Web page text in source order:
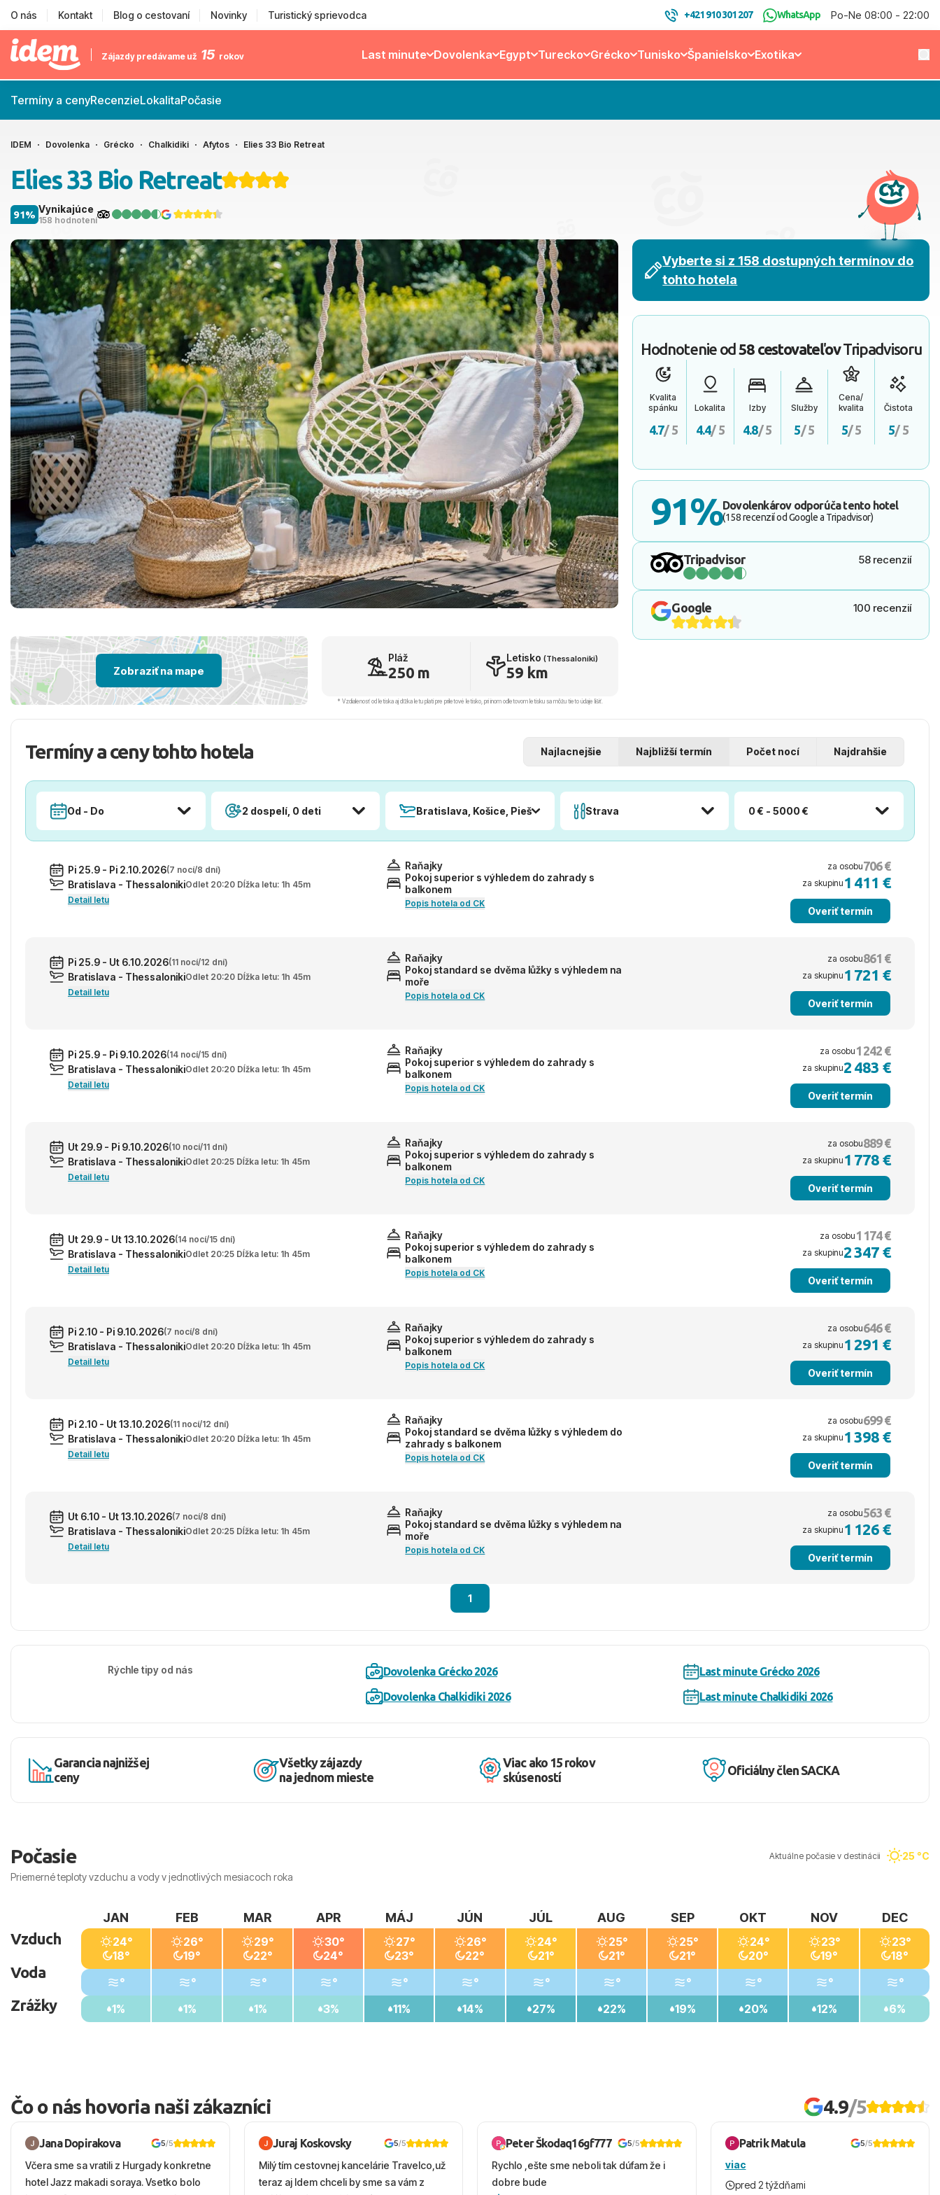
O nás Kontakt Blog o cestovaní Novinky Turistický sprievodca +421 910 301 207 WhatsApp Po-Ne 08:00 - 22:00
Zájazdy predávame už 15 rokov Last minute Dovolenka Egypt Turecko Grécko Tunisko Španielsko Exotika
Termíny a cenyRecenzieLokalitaPočasie
IDEM Dovolenka Grécko Chalkidiki Afytos Elies 33 Bio Retreat
Elies 33 Bio Retreat
Vynikajúce
158 hodnotení
91%
Vyberte si z 158 dostupných termínov do
tohto hotela
Hodnotenie od58 cestovateľovTripadvisoru
Kvalita
spánku
4.7/ 5
Lokalita
4.4/ 5
Izby
4.8/ 5
Služby
5/ 5
Cena/
kvalita
5/ 5
Čistota
5/ 5
91%Dovolenkárov odporúča tento hotel
(158 recenzií od Google a Tripadvisor)
Tripadvisor 58 recenzií
Google 100 recenzií
Zobraziť na mape
Pláž
250 m
Letisko(Thessaloniki)
59 km
* Vzdialenosť od letiska aj dľžka letu platí pre príletové letisko, pri inom odletovom letisku sa môžu tieto údaje líšiť.
Termíny a ceny tohto hotela Najlacnejšie Najbližší termín Počet nocí Najdrahšie
Od - Do 2 dospelí, 0 deti Bratislava, Košice, Piešťany, PopradStrava 0 € - 5000 €
Pi 25.9 - Pi 2.10.2026(7 nocí/8 dní)
Bratislava - ThessalonikiOdlet 20:20 Dĺžka letu: 1h 45m
Detail letu
Raňajky
Pokoj superior s výhledem do zahrady s
balkonem
Popis hotela od CK
za osobu706 €
za skupinu 1 411 €
Overiť termín
Pi 25.9 - Ut 6.10.2026(11 nocí/12 dní)
Bratislava - ThessalonikiOdlet 20:20 Dĺžka letu: 1h 45m
Detail letu
Raňajky
Pokoj standard se dvěma lůžky s výhledem na
moře
Popis hotela od CK
za osobu861 €
za skupinu 1 721 €
Overiť termín
Pi 25.9 - Pi 9.10.2026(14 nocí/15 dní)
Bratislava - ThessalonikiOdlet 20:20 Dĺžka letu: 1h 45m
Detail letu
Raňajky
Pokoj superior s výhledem do zahrady s
balkonem
Popis hotela od CK
za osobu 1 242 €
za skupinu2 483 €
Overiť termín
Ut 29.9 - Pi 9.10.2026(10 nocí/11 dní)
Bratislava - ThessalonikiOdlet 20:25 Dĺžka letu: 1h 45m
Detail letu
Raňajky
Pokoj superior s výhledem do zahrady s
balkonem
Popis hotela od CK
za osobu889 €
za skupinu 1 778 €
Overiť termín
Ut 29.9 - Ut 13.10.2026(14 nocí/15 dní)
Bratislava - ThessalonikiOdlet 20:25 Dĺžka letu: 1h 45m
Detail letu
Raňajky
Pokoj superior s výhledem do zahrady s
balkonem
Popis hotela od CK
za osobu 1 174 €
za skupinu2 347 €
Overiť termín
Pi 2.10 - Pi 9.10.2026(7 nocí/8 dní)
Bratislava - ThessalonikiOdlet 20:20 Dĺžka letu: 1h 45m
Detail letu
Raňajky
Pokoj superior s výhledem do zahrady s
balkonem
Popis hotela od CK
za osobu646 €
za skupinu 1 291 €
Overiť termín
Pi 2.10 - Ut 13.10.2026(11 nocí/12 dní)
Bratislava - ThessalonikiOdlet 20:20 Dĺžka letu: 1h 45m
Detail letu
Raňajky
Pokoj standard se dvěma lůžky s výhledem do
zahrady s balkonem
Popis hotela od CK
za osobu699 €
za skupinu 1 398 €
Overiť termín
Ut 6.10 - Ut 13.10.2026(7 nocí/8 dní)
Bratislava - ThessalonikiOdlet 20:25 Dĺžka letu: 1h 45m
Detail letu
Raňajky
Pokoj standard se dvěma lůžky s výhledem na
moře
Popis hotela od CK
za osobu563 €
za skupinu 1 126 €
Overiť termín
1
Rýchle tipy od nás Dovolenka Grécko 2026
Last minute Grécko 2026
Dovolenka Chalkidiki 2026
Last minute Chalkidiki 2026
Garancia najnižšej
ceny
Všetky zájazdy
na jednom mieste
Viac ako 15 rokov
skúseností
Oficiálny člen SACKA
Počasie
Priemerné teploty vzduchu a vody v jednotlivých mesiacoch roka
Aktuálne počasie v destinácii 25 °C
Vzduch
Voda
Zrážky
JAN
24°
18°
°
1%
FEB
26°
19°
°
1%
MAR
29°
22°
°
1%
APR
30°
24°
°
3%
MÁJ
27°
23°
°
11%
JÚN
26°
22°
°
14%
JÚL
24°
21°
°
27%
AUG
25°
21°
°
22%
SEP
25°
21°
°
19%
OKT
24°
20°
°
20%
NOV
23°
19°
°
12%
DEC
23°
18°
°
6%
Čo o nás hovoria naši zákazníci 4.9/5
Jana Dopirakova 5/5
Včera sme sa vratili z Hurgady konkretne
hotel Jazz makadi soraya. Vsetko bolo
Juraj Koskovsky 5/5
Milý tím cestovnej kancelárie Travelco,už
teraz aj Idem chceli by sme sa vám z
Peter Škodaq16gf777 5/5
Rychlo ,ešte sme neboli tak dúfam že i
dobre bude
Patrik Matula 5/5
viac
pred 2 týždňami